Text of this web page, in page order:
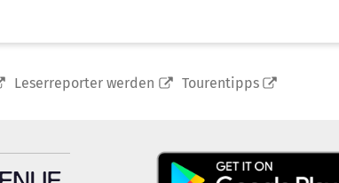
Leserreporter werden Tourentipps